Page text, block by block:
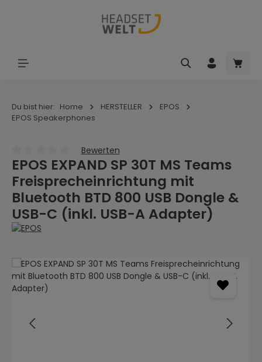
Zum Hauptinhalt springen
Du bist hier: Home HERSTELLER
EPOS
EPOS Speakerphones
Durchschnittliche Bewertung von 0 von 5 Sternen
Bewerten
EPOS EXPAND SP 30T MS Teams
Freisprecheinrichtung mit
Bluetooth BTD 800 USB Dongle &
USB-C (inkl. USB-A Adapter)
Bildergalerie überspringen